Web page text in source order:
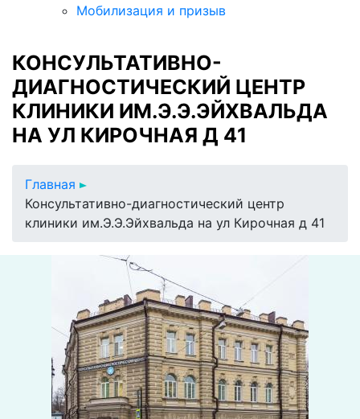
Мобилизация и призыв
КОНСУЛЬТАТИВНО-
ДИАГНОСТИЧЕСКИЙ ЦЕНТР
КЛИНИКИ ИМ.Э.Э.ЭЙХВАЛЬДА
НА УЛ КИРОЧНАЯ Д 41
Главная
Консультативно-диагностический центр
клиники им.Э.Э.Эйхвальда на ул Кирочная д 41